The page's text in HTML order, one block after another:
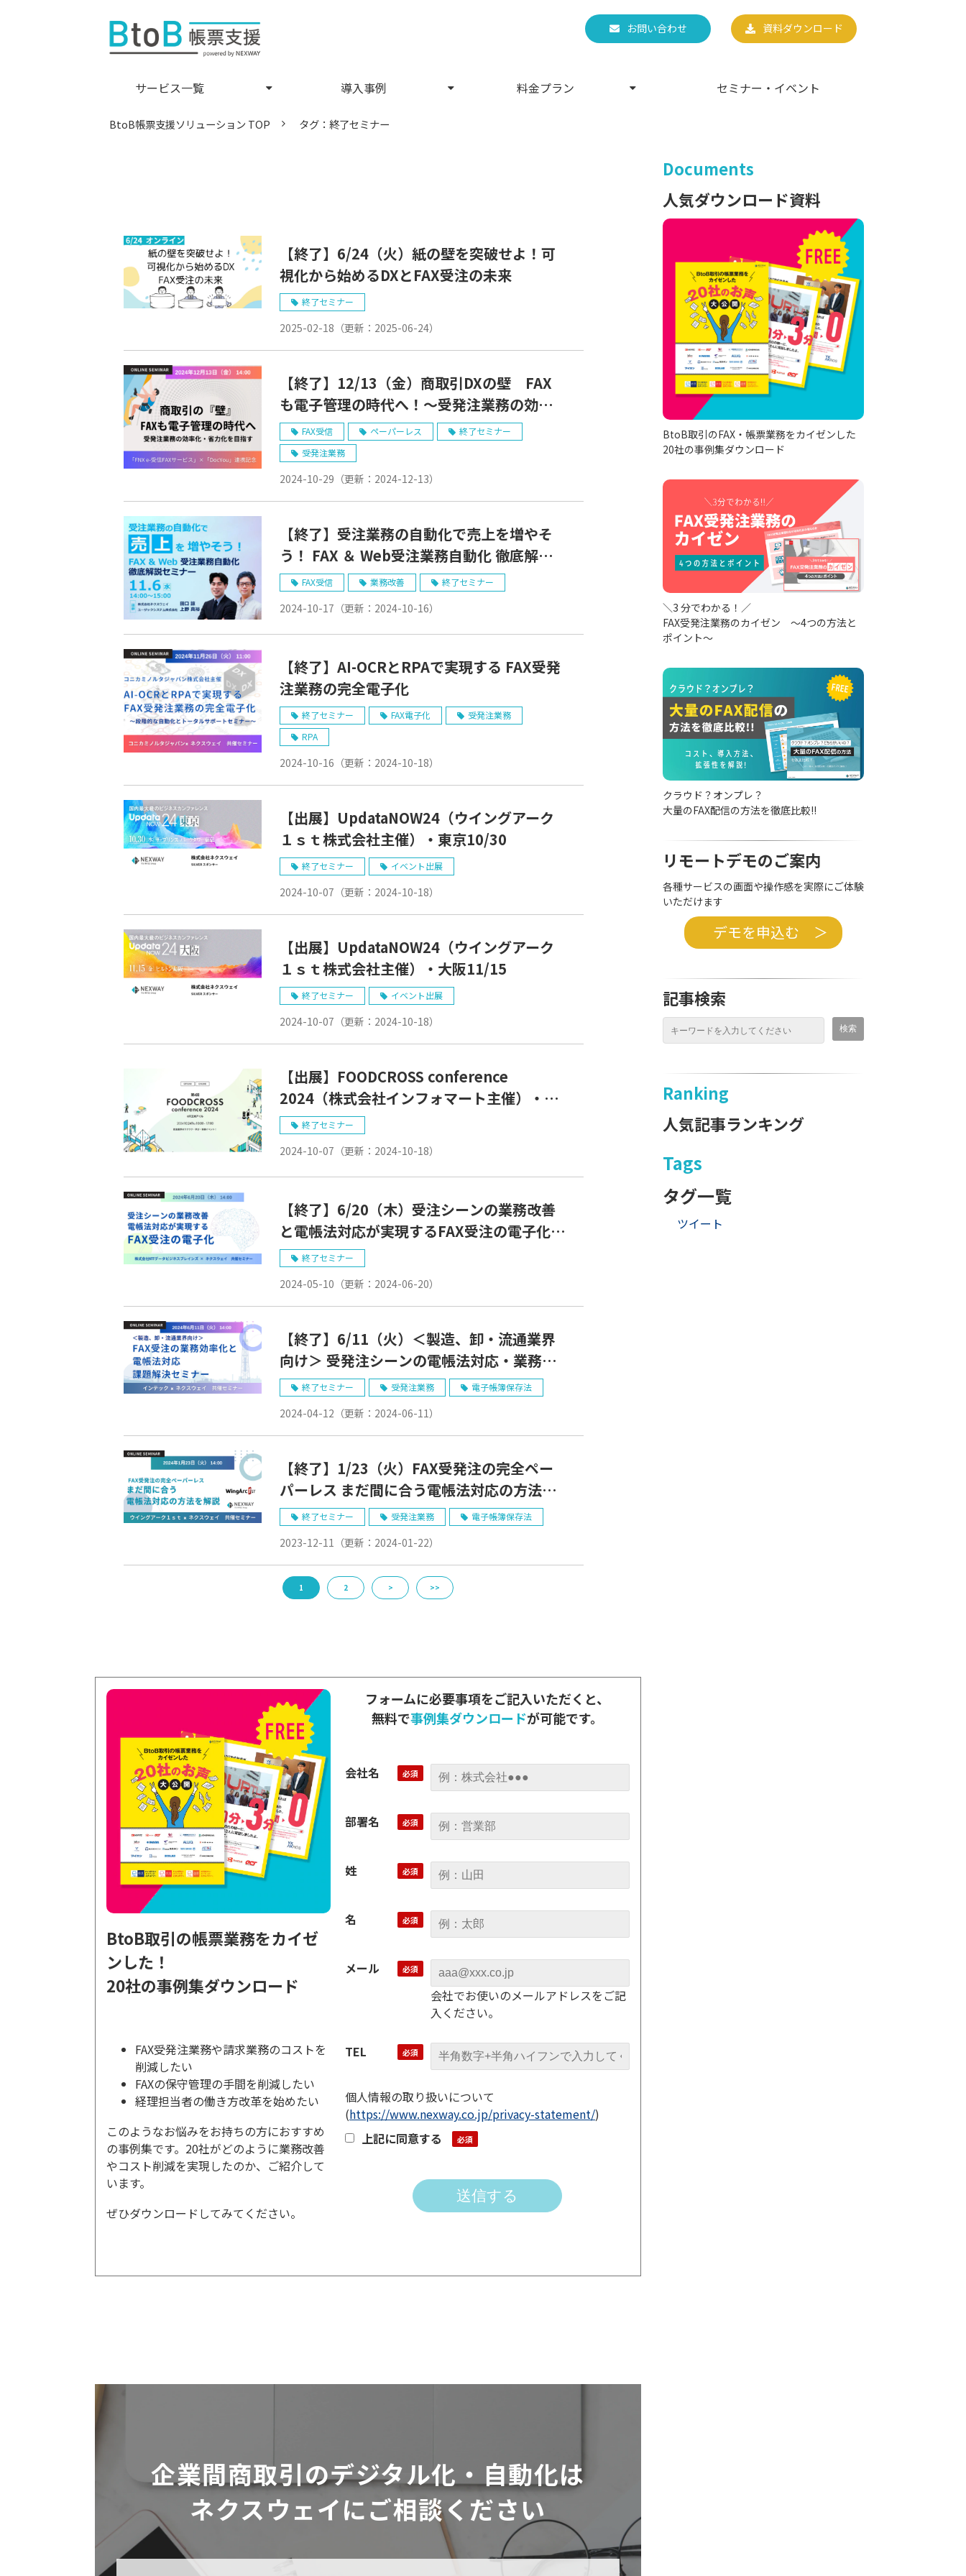
お問い合わせ 資料ダウンロード
サービス一覧 導入事例 料金プラン セミナー・イベント
BtoB帳票支援ソリューション TOP タグ：終了セミナー
【終了】6/24（火）紙の壁を突破せよ！可
視化から始めるDXとFAX受注の未来
終了セミナー
2025-02-18 （更新： 2025-06-24）
【終了】12/13（金）商取引DXの壁 FAX
も電子管理の時代へ！～受発注業務の効率
化・省力化を目指す
FAX受信 ペーパーレス
終了セミナー
受発注業務
2024-10-29 （更新： 2024-12-13）
【終了】受注業務の自動化で売上を増やそ
う！ FAX ＆ Web受注業務自動化 徹底解説
セミナー
FAX受信 業務改善 終了セミナー
2024-10-17 （更新： 2024-10-16）
【終了】AI-OCRとRPAで実現する FAX受発
注業務の完全電子化
終了セミナー FAX電子化
受発注業務
RPA
2024-10-16 （更新： 2024-10-18）
【出展】UpdataNOW24（ウイングアーク
１ｓｔ株式会社主催）・東京10/30
終了セミナー イベント出展
2024-10-07 （更新： 2024-10-18）
【出展】UpdataNOW24（ウイングアーク
１ｓｔ株式会社主催）・大阪11/15
終了セミナー イベント出展
2024-10-07 （更新： 2024-10-18）
【出展】FOODCROSS conference
2024（株式会社インフォマート主催）・東
京10/24
終了セミナー
2024-10-07 （更新： 2024-10-18）
【終了】6/20（木）受注シーンの業務改善
と電帳法対応が実現するFAX受注の電子化セ
ミナー終了セミナー
2024-05-10 （更新： 2024-06-20）
【終了】6/11（火）＜製造、卸・流通業界
向け＞ 受発注シーンの電帳法対応・業務効
率を考える
終了セミナー 受発注業務 電子帳簿保存法
2024-04-12 （更新： 2024-06-11）
【終了】1/23（火）FAX受発注の完全ペー
パーレス まだ間に合う電帳法対応の方法を
解説終了セミナー 受発注業務 電子帳簿保存法
2023-12-11 （更新： 2024-01-22）
1 2 > >>
BtoB取引の帳票業務をカイゼ
ンした！
20社の事例集ダウンロード
FAX受発注業務や請求業務のコストを
削減したい
FAXの保守管理の手間を削減したい
経理担当者の働き方改革を始めたい
このようなお悩みをお持ちの方におすすめ
の事例集です。20社がどのように業務改善
やコスト削減を実現したのか、ご紹介して
います。
ぜひダウンロードしてみてください。
フォームに必要事項をご記入いただくと、
無料で事例集ダウンロードが可能です。
会社名
部署名
姓
名
メール
会社でお使いのメールアドレスをご記
入ください。
TEL
個人情報の取り扱いについて
(https://www.nexway.co.jp/privacy-statement/)
上記に同意する
企業間商取引のデジタル化・自動化は
ネクスウェイにご相談ください
Documents
人気ダウンロード資料
BtoB取引のFAX・帳票業務をカイゼンした
20社の事例集ダウンロード
＼3 分でわかる！／
FAX受発注業務のカイゼン ～4つの方法と
ポイント～
クラウド？オンプレ？
大量のFAX配信の方法を徹底比較!!
リモートデモのご案内
各種サービスの画面や操作感を実際にご体験
いただけます
デモを申込む ＞
記事検索
Ranking
人気記事ランキング
Tags
タグ一覧
ツイート